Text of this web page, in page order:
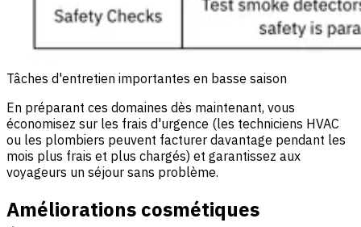
Tâches d'entretien importantes en basse saison
En préparant ces domaines dès maintenant, vous
économisez sur les frais d'urgence (les techniciens HVAC
ou les plombiers peuvent facturer davantage pendant les
mois plus frais et plus chargés) et garantissez aux
voyageurs un séjour sans problème.
Améliorations cosmétiques